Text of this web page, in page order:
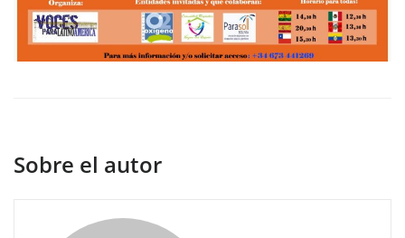
Sobre el autor